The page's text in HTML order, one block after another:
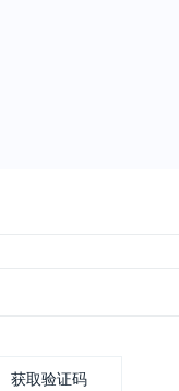
获取验证码